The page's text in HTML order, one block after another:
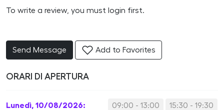
To write a review, you must login first.
Send Message Add to Favorites
ORARI DI APERTURA
Lunedì, 10/08/2026: 09:00 - 13:00 15:30 - 19:30